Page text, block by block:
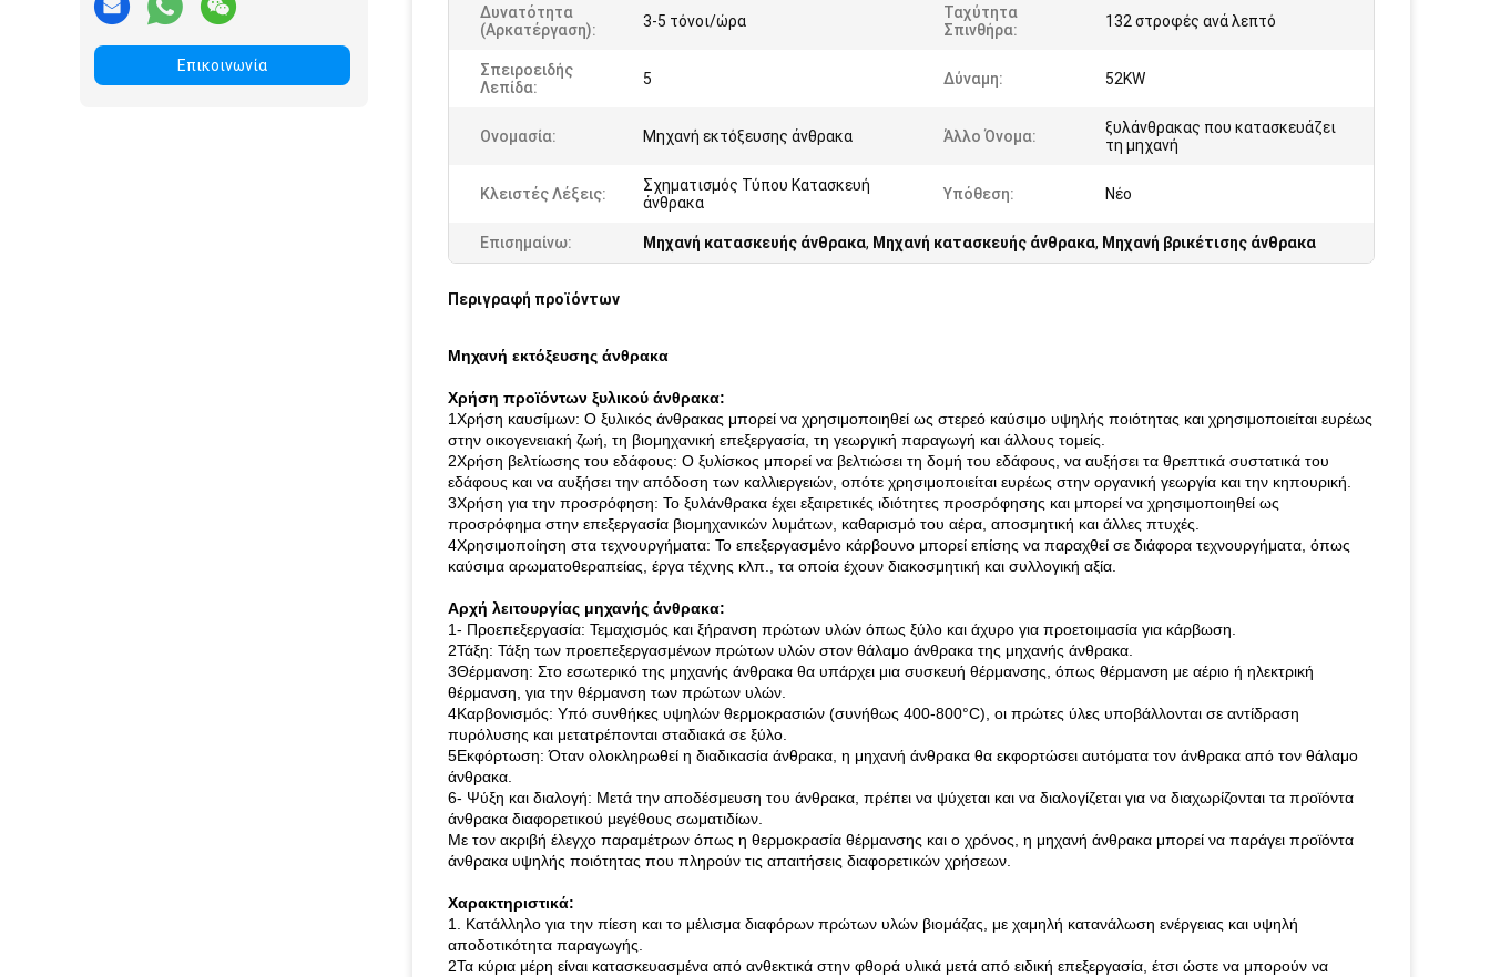
Επικοινωνία
Δυνατότητα
(αρκατέργαση):
3-5 τόνοι/ώρα
Ταχύτητα
Σπινθήρα:
132 στροφές ανά λεπτό
Σπειροειδής
Λεπίδα:
5 Δύναμη: 52KW
Ονομασία: Μηχανή εκτόξευσης άνθρακα Άλλο Όνομα:
ξυλάνθρακας που κατασκευάζει
τη μηχανή
Κλειστές Λέξεις:
Σχηματισμός Τύπου Κατασκευή
άνθρακα
Υπόθεση: Νέο
Επισημαίνω: Μηχανή κατασκευής άνθρακα, Μηχανή κατασκευής άνθρακα, Μηχανή βρικέτισης άνθρακα
Περιγραφή προϊόντων
Μηχανή εκτόξευσης άνθρακα
Χρήση προϊόντων ξυλικού άνθρακα:
1Χρήση καυσίμων: Ο ξυλικός άνθρακας μπορεί να χρησιμοποιηθεί ως στερεό καύσιμο υψηλής ποιότητας και χρησιμοποιείται ευρέως
στην οικογενειακή ζωή, τη βιομηχανική επεξεργασία, τη γεωργική παραγωγή και άλλους τομείς.
2Χρήση βελτίωσης του εδάφους: Ο ξυλίσκος μπορεί να βελτιώσει τη δομή του εδάφους, να αυξήσει τα θρεπτικά συστατικά του
εδάφους και να αυξήσει την απόδοση των καλλιεργειών, οπότε χρησιμοποιείται ευρέως στην οργανική γεωργία και την κηπουρική.
3Χρήση για την προσρόφηση: Το ξυλάνθρακα έχει εξαιρετικές ιδιότητες προσρόφησης και μπορεί να χρησιμοποιηθεί ως
προσρόφημα στην επεξεργασία βιομηχανικών λυμάτων, καθαρισμό του αέρα, αποσμητική και άλλες πτυχές.
4Χρησιμοποίηση στα τεχνουργήματα: Το επεξεργασμένο κάρβουνο μπορεί επίσης να παραχθεί σε διάφορα τεχνουργήματα, όπως
καύσιμα αρωματοθεραπείας, έργα τέχνης κλπ., τα οποία έχουν διακοσμητική και συλλογική αξία.
Αρχή λειτουργίας μηχανής άνθρακα:
1- Προεπεξεργασία: Τεμαχισμός και ξήρανση πρώτων υλών όπως ξύλο και άχυρο για προετοιμασία για κάρβωση.
2Τάξη: Τάξη των προεπεξεργασμένων πρώτων υλών στον θάλαμο άνθρακα της μηχανής άνθρακα.
3Θέρμανση: Στο εσωτερικό της μηχανής άνθρακα θα υπάρχει μια συσκευή θέρμανσης, όπως θέρμανση με αέριο ή ηλεκτρική
θέρμανση, για την θέρμανση των πρώτων υλών.
4Καρβονισμός: Υπό συνθήκες υψηλών θερμοκρασιών (συνήθως 400-800°C), οι πρώτες ύλες υποβάλλονται σε αντίδραση
πυρόλυσης και μετατρέπονται σταδιακά σε ξύλο.
5Εκφόρτωση: Όταν ολοκληρωθεί η διαδικασία άνθρακα, η μηχανή άνθρακα θα εκφορτώσει αυτόματα τον άνθρακα από τον θάλαμο
άνθρακα.
6- Ψύξη και διαλογή: Μετά την αποδέσμευση του άνθρακα, πρέπει να ψύχεται και να διαλογίζεται για να διαχωρίζονται τα προϊόντα
άνθρακα διαφορετικού μεγέθους σωματιδίων.
Με τον ακριβή έλεγχο παραμέτρων όπως η θερμοκρασία θέρμανσης και ο χρόνος, η μηχανή άνθρακα μπορεί να παράγει προϊόντα
άνθρακα υψηλής ποιότητας που πληρούν τις απαιτήσεις διαφορετικών χρήσεων.
Χαρακτηριστικά:
1. Κατάλληλο για την πίεση και το μέλισμα διαφόρων πρώτων υλών βιομάζας, με χαμηλή κατανάλωση ενέργειας και υψηλή
αποδοτικότητα παραγωγής.
2Τα κύρια μέρη είναι κατασκευασμένα από ανθεκτικά στην φθορά υλικά μετά από ειδική επεξεργασία, έτσι ώστε να μπορούν να